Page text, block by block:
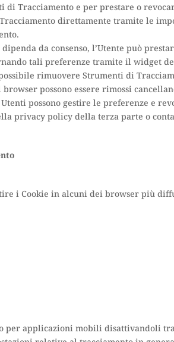
Tracciamento e per prestare o
direttamente tramite le
da consenso, l’Utente può
tali preferenze tramite il widget
rimuovere Strumenti di
possono essere rimossi
possono gestire le preferenze e
privacy policy della terza parte o
i Cookie in alcuni dei browser più
applicazioni mobili disattivandoli